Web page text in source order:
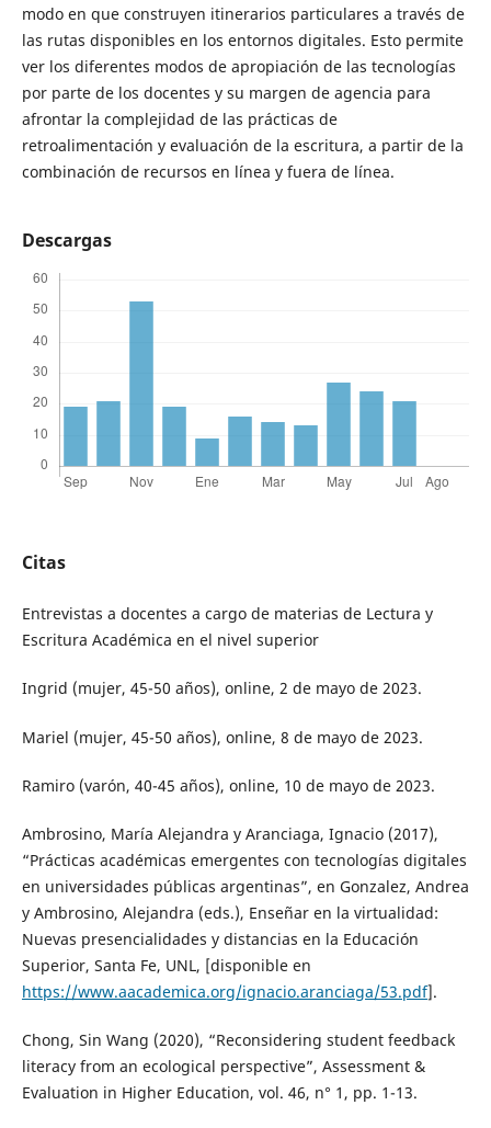
modo en que construyen itinerarios particulares a través de
las rutas disponibles en los entornos digitales. Esto permite
ver los diferentes modos de apropiación de las tecnologías
por parte de los docentes y su margen de agencia para
afrontar la complejidad de las prácticas de
retroalimentación y evaluación de la escritura, a partir de la
combinación de recursos en línea y fuera de línea.
Descargas
Citas
Entrevistas a docentes a cargo de materias de Lectura y
Escritura Académica en el nivel superior
Ingrid (mujer, 45-50 años), online, 2 de mayo de 2023.
Mariel (mujer, 45-50 años), online, 8 de mayo de 2023.
Ramiro (varón, 40-45 años), online, 10 de mayo de 2023.
Ambrosino, María Alejandra y Aranciaga, Ignacio (2017),
“Prácticas académicas emergentes con tecnologías digitales
en universidades públicas argentinas”, en Gonzalez, Andrea
y Ambrosino, Alejandra (eds.), Enseñar en la virtualidad:
Nuevas presencialidades y distancias en la Educación
Superior, Santa Fe, UNL, [disponible en
https://www.aacademica.org/ignacio.aranciaga/53.pdf].
Chong, Sin Wang (2020), “Reconsidering student feedback
literacy from an ecological perspective”, Assessment &
Evaluation in Higher Education, vol. 46, n° 1, pp. 1-13.